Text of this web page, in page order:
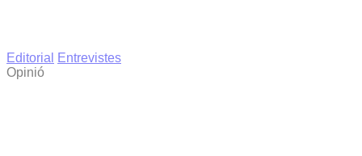
Editorial
Entrevistes
Opinió